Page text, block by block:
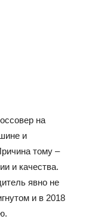
на
и
тому –
и качества.
явно не
и в 2018